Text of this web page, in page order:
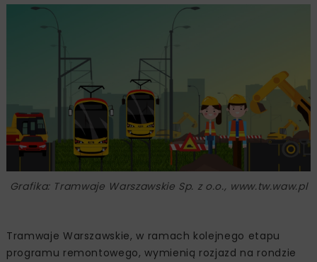
Grafika: Tramwaje Warszawskie Sp. z o.o., www.tw.waw.pl
Tramwaje Warszawskie, w ramach kolejnego etapu
programu remontowego, wymienią rozjazd na rondzie